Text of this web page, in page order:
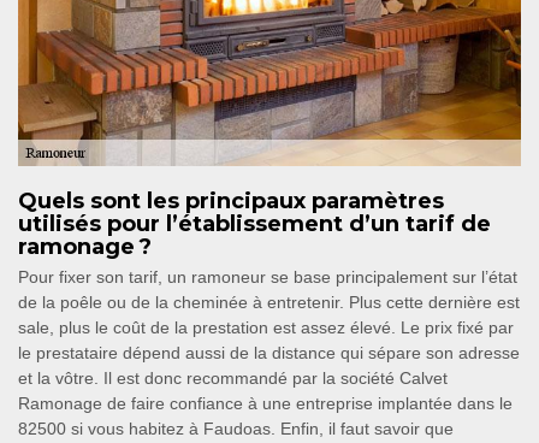
Quels sont les principaux paramètres
utilisés pour l’établissement d’un tarif de
ramonage ?
Pour fixer son tarif, un ramoneur se base principalement sur l’état
de la poêle ou de la cheminée à entretenir. Plus cette dernière est
sale, plus le coût de la prestation est assez élevé. Le prix fixé par
le prestataire dépend aussi de la distance qui sépare son adresse
et la vôtre. Il est donc recommandé par la société Calvet
Ramonage de faire confiance à une entreprise implantée dans le
82500 si vous habitez à Faudoas. Enfin, il faut savoir que